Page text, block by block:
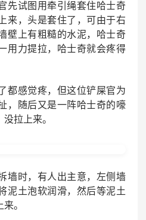
先试图用牵引绳套住哈士奇
来，头是套住了，可由于右
壁上有粗糙的水泥，哈士奇
用力提拉，哈士奇就会疼得
都感觉疼，但这位铲屎官为
，随后又是一阵哈士奇的嚎
拉上来。
墙时，有人出主意，左侧墙
泥土泡软润滑，然后等泥土
。